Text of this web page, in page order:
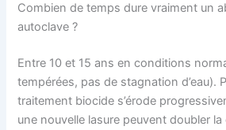
Combien de temps dure vraiment un
autoclave ?
Entre 10 et 15 ans en conditions
tempérées, pas de stagnation d’eau).
traitement biocide s’érode
une nouvelle lasure peuvent doubler la